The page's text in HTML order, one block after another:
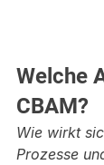
Welche
CBAM?
Wie wirkt
Prozesse